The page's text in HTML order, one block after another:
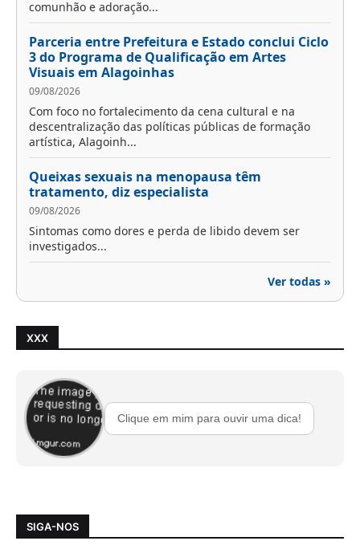
comunhão e adoração...
Parceria entre Prefeitura e Estado conclui Ciclo
3 do Programa de Qualificação em Artes
Visuais em Alagoinhas
09/08/2026
Com foco no fortalecimento da cena cultural e na
descentralização das políticas públicas de formação
artística, Alagoinh...
Queixas sexuais na menopausa têm
tratamento, diz especialista
09/08/2026
Sintomas como dores e perda de libido devem ser
investigados...
Ver todas »
XXX
Clique em mim para ouvir uma dica!
SIGA-NOS